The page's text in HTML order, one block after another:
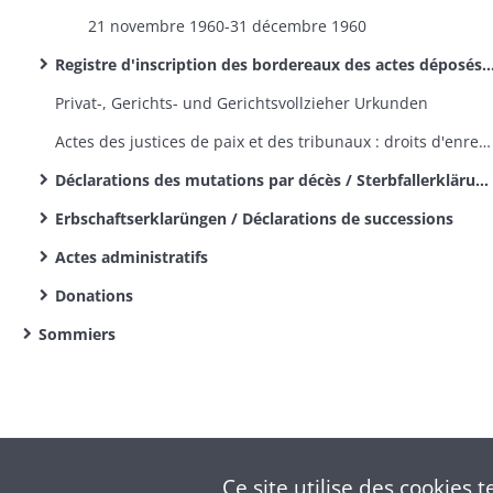
21 novembre 1960-31 décembre 1960
Registre d'inscription des bordereaux des actes déposés - Modèle 2601 - Recette principale
Privat-, Gerichts- und Gerichtsvollzieher Urkunden
Actes des justices de paix et des tribunaux : droits d'enregistrement et de greffe
Déclarations des mutations par décès / Sterbfallerklärungen
Erbschaftserklarüngen / Déclarations de successions
Actes administratifs
Donations
Sommiers
Ce site utilise des cookies